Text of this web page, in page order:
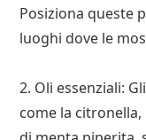
Posiziona queste
luoghi dove le
2. Oli essenziali:
come la citronella,